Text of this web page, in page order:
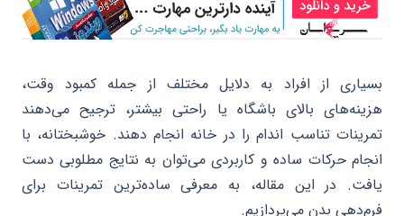
بسیاری از افراد به دلایل مختلف از جمله کمبود وقت،
هزینه‌های بالای باشگاه یا راحتی بیشتر، ترجیح می‌دهند
تمرینات تناسب اندام را در خانه انجام دهند. خوشبختانه، با
انجام حرکات ساده و کاربردی می‌توان به نتایج مطلوبی دست
یافت. در این مقاله، به معرفی ساده‌ترین تمرینات برای
فرم‌دهی بدن می‌پردازیم.